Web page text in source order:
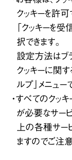
クッキーを許可
「クッキーを
択できます。
設定方法はブ
クッキーに関
ルプ」メニュー
・すべてのクッ
が必要なサービ
上の各種サー
ますのでご注意